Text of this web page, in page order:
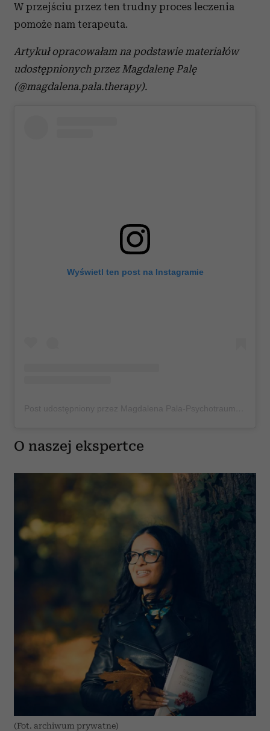
W przejściu przez ten trudny proces leczenia
pomoże nam terapeuta.
Artykuł opracowałam na podstawie materiałów
udostępnionych przez Magdalenę Palę
(@magdalena.pala.therapy).
Wyświetl ten post na Instagramie
O naszej ekspertce
(Fot. archiwum prywatne)